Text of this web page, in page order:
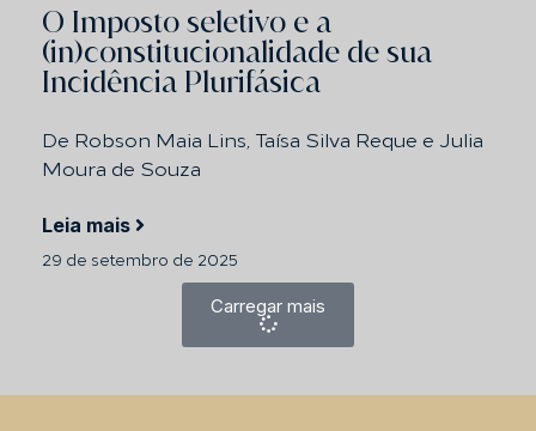
O Imposto seletivo e a
(in)constitucionalidade de sua
Incidência Plurifásica
De Robson Maia Lins, Taísa Silva Reque e Julia
Moura de Souza
Leia mais
29 de setembro de 2025
Carregar mais